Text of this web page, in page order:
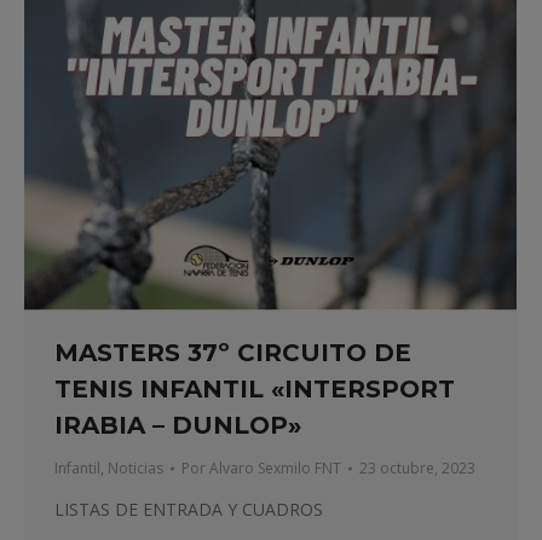
MASTERS 37º CIRCUITO DE
TENIS INFANTIL «INTERSPORT
IRABIA – DUNLOP»
Infantil, Noticias PorAlvaro Sexmilo FNT 23 octubre, 2023
LISTAS DE ENTRADA Y CUADROS